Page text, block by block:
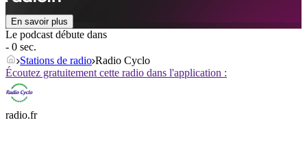
En savoir plus
Le podcast débute dans
- 0 sec.
Stations de radio Radio Cyclo
Écoutez gratuitement cette radio dans l'application :
radio.fr